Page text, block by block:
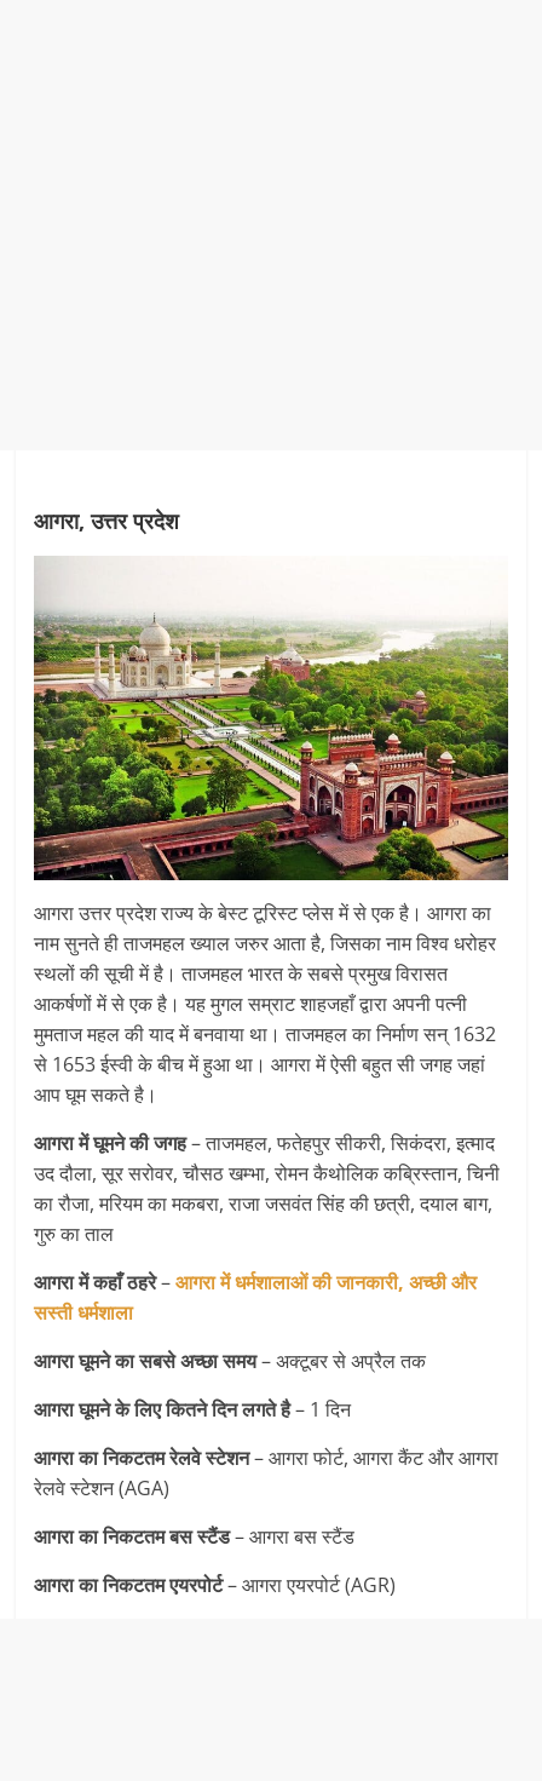
आगरा, उत्तर प्रदेश
आगरा उत्तर प्रदेश राज्य के बेस्ट टूरिस्ट प्लेस में से एक है। आगरा का
नाम सुनते ही ताजमहल ख्याल जरुर आता है, जिसका नाम विश्व धरोहर
स्थलों की सूची में है। ताजमहल भारत के सबसे प्रमुख विरासत
आकर्षणों में से एक है। यह मुगल सम्राट शाहजहाँ द्वारा अपनी पत्नी
मुमताज महल की याद में बनवाया था। ताजमहल का निर्माण सन् 1632
से 1653 ईस्वी के बीच में हुआ था। आगरा में ऐसी बहुत सी जगह जहां
आप घूम सकते है।
आगरा में घूमने की जगह– ताजमहल, फतेहपुर सीकरी, सिकंदरा, इत्माद
उद दौला, सूर सरोवर, चौसठ खम्भा, रोमन कैथोलिक कब्रिस्तान, चिनी
का रौजा, मरियम का मकबरा, राजा जसवंत सिंह की छत्री, दयाल बाग,
गुरु का ताल
आगरा में कहाँ ठहरे–आगरा में धर्मशालाओं की जानकारी, अच्छी और
सस्ती धर्मशाला
आगरा घूमने का सबसे अच्छा समय– अक्टूबर से अप्रैल तक
आगरा घूमने के लिए कितने दिन लगते है– 1 दिन
आगरा का निकटतम रेलवे स्टेशन– आगरा फोर्ट, आगरा कैंट और आगरा
रेलवे स्टेशन (AGA)
आगरा का निकटतमबस स्टैंड– आगरा बस स्टैंड
आगरा का निकटतम एयरपोर्ट– आगरा एयरपोर्ट (AGR)